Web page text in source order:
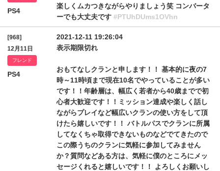
PS4
楽しくムカつきながらやりましょう笑 コンバータ
ーでも大丈夫です #PTUhDUms1OVhn
[968]
12月11日
フレンド
PS4
2021-12-11 19:26:04
表示期限切れ
おもてなしクランと申します！！ 基本的に夜の7
時～11時頃まで現在10名でやっていることが多い
です！！年齢層は、幅広く若者から40歳までで初
心者大歓迎です！！ミッション達成や楽しく話し
ながらプレイなど幅広いクランの使い方をして頂
けたら嬉しいです！！ バトルパスでクランに所属
してなくちゃ取得できないものなどでてきたので
この際うちのクランに気軽に参加してみません
か？質問などある方は、気軽に僕のところにメッ
セージくれると嬉しいです！！ よろしくお願いし